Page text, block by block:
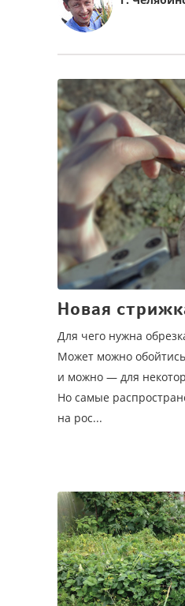
Новая
Для чего нужна
Может можно
и можно — для
Но самые
на рос...